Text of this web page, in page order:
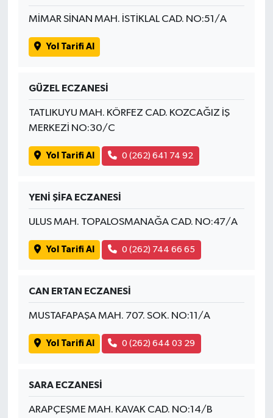
MİMAR SİNAN MAH. İSTİKLAL CAD. NO:51/A
Yol Tarifi Al
GÜZEL ECZANESİ
TATLIKUYU MAH. KÖRFEZ CAD. KOZCAĞIZ İŞ
MERKEZİ NO:30/C
Yol Tarifi Al 0 (262) 641 74 92
YENİ ŞİFA ECZANESİ
ULUS MAH. TOPALOSMANAĞA CAD. NO:47/A
Yol Tarifi Al 0 (262) 744 66 65
CAN ERTAN ECZANESİ
MUSTAFAPAŞA MAH. 707. SOK. NO:11/A
Yol Tarifi Al 0 (262) 644 03 29
SARA ECZANESİ
ARAPÇEŞME MAH. KAVAK CAD. NO:14/B